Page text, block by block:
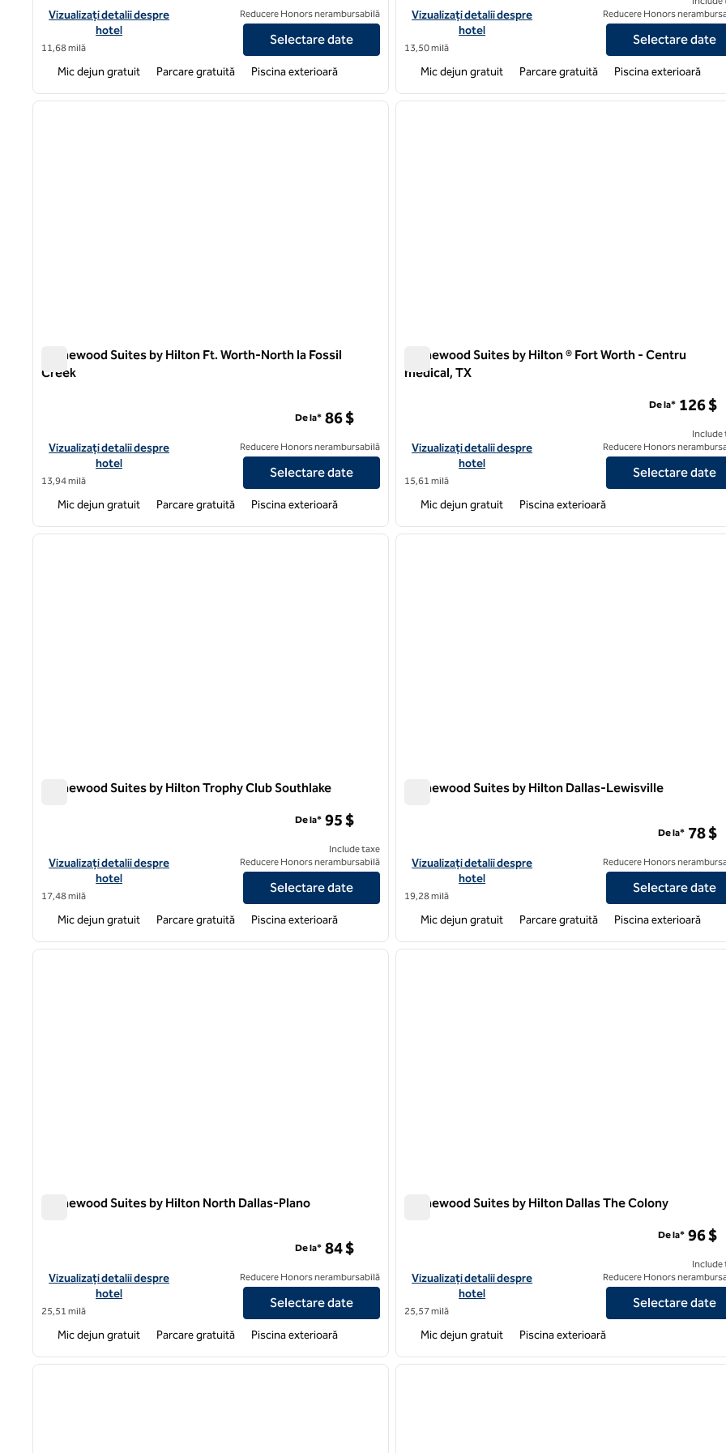
Vizualizați detaliile hotelului pentru Homewood Suites by Hilton Dallas-Irving-Las Colinas
Vizualizați detalii despre
hotel
11,68 milă
Reducere Honors nerambursabilă
Selectare date
Mic dejun gratuit Parcare gratuită Piscina exterioară
Vizualizați detaliile hotelului pentru Homewood Suites by
Vizualizați detalii despre
hotel
13,50 milă
Reducere Honors
Selectare date
Mic dejun gratuit Parcare gratuită Piscina exterioară
1 din 12
imaginea următoare
Homewood Suites by Hilton Ft. Worth-North la Fossil
Creek
Vizualizați detaliile hotelului pentru Homewood Suites by Hilton Ft. Worth-North la Fossil Creek
Vizualizați detalii despre
hotel
13,94 milă
De la* 86 $
Reducere Honors nerambursabilă
Selectare date
Mic dejun gratuit Parcare gratuită Piscina exterioară
1 din 12
Homewood Suites by Hilton ® Fort Worth - Centru
medical, TX
Vizualizați detaliile hotelului pentru Homewood Suites by
Vizualizați detalii despre
hotel
15,61 milă
De la* 126 $
Include
Reducere Honors
Selectare date
Mic dejun gratuit Piscina exterioară
1 din 12
imaginea următoare
Homewood Suites by Hilton Trophy Club Southlake
Vizualizați detaliile hotelului pentru Homewood Suites by Hilton Trophy Club Southlake
Vizualizați detalii despre
hotel
17,48 milă
De la* 95 $
Include taxe
Reducere Honors nerambursabilă
Selectare date
Mic dejun gratuit Parcare gratuită Piscina exterioară
1 din 12
Homewood Suites by Hilton Dallas-Lewisville
Vizualizați detaliile hotelului pentru Homewood Suites by Hilton
Vizualizați detalii despre
hotel
19,28 milă
De la* 78 $
Reducere Honors
Selectare date
Mic dejun gratuit Parcare gratuită Piscina exterioară
1 din 12
imaginea următoare
Homewood Suites by Hilton North Dallas-Plano
Vizualizați detaliile hotelului pentru Homewood Suites by Hilton North Dallas-Plano
Vizualizați detalii despre
hotel
25,51 milă
De la* 84 $
Reducere Honors nerambursabilă
Selectare date
Mic dejun gratuit Parcare gratuită Piscina exterioară
1 din 12
Homewood Suites by Hilton Dallas The Colony
Vizualizați detaliile hotelului pentru Homewood Suites by Hilton
Vizualizați detalii despre
hotel
25,57 milă
De la* 96 $
Include
Reducere Honors
Selectare date
Mic dejun gratuit Piscina exterioară
1 din 12
imaginea următoare
1 din 12